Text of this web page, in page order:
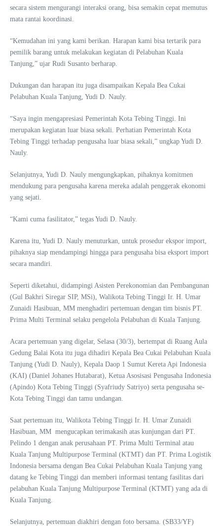
secara sistem mengurangi interaksi orang, bisa semakin cepat memutus
mata rantai koordinasi.
“Kemudahan ini yang kami berikan. Harapan kami bisa tertarik para
pemilik barang untuk melakukan kegiatan di Pelabuhan Kuala
Tanjung,” ujar Rudi Susanto berharap.
Dukungan dan harapan itu juga disampaikan Kepala Bea Cukai
Pelabuhan Kuala Tanjung, Yudi D. Nauly.
“Saya ingin mengapresiasi Pemerintah Kota Tebing Tinggi. Ini
merupakan kegiatan luar biasa sekali. Perhatian Pemerintah Kota
Tebing Tinggi terhadap pengusaha luar biasa sekali,” ungkap Yudi D.
Nauly.
Selanjutnya, Yudi D. Nauly mengungkapkan, pihaknya komitmen
mendukung para pengusaha karena mereka adalah penggerak ekonomi
yang sejati.
“Kami cuma fasilitator,” tegas Yudi D. Nauly.
Karena itu, Yudi D. Nauly menuturkan, untuk prosedur ekspor import,
pihaknya siap mendampingi hingga para pengusaha bisa eksport import
secara mandiri.
Seperti diketahui, didampingi Asisten Perekonomian dan Pembangunan
(Gul Bakhri Siregar SIP, MSi), Walikota Tebing Tinggi Ir. H. Umar
Zunaidi Hasibuan, MM menghadiri pertemuan dengan tim bisnis PT.
Prima Multi Terminal selaku pengelola Pelabuhan di Kuala Tanjung.
Acara pertemuan yang digelar, Selasa (30/3), bertempat di Ruang Aula
Gedung Balai Kota itu juga dihadiri Kepala Bea Cukai Pelabuhan Kuala
Tanjung (Yudi D. Nauly), Kepala Daop 1 Sumut Kereta Api Indonesia
(KAI) (Daniel Johanes Hutabarat), Ketua Asosisasi Pengusaha Indonesia
(Apindo) Kota Tebing Tinggi (Syafriudy Satriyo) serta pengusaha se-
Kota Tebing Tinggi dan tamu undangan.
Saat pertemuan itu, Walikota Tebing Tinggi Ir. H. Umar Zunaidi
Hasibuan, MM mengucapkan terimakasih atas kunjungan dari PT.
Pelindo 1 dengan anak perusahaan PT. Prima Multi Terminal atau
Kuala Tanjung Multipurpose Terminal (KTMT) dan PT. Prima Logistik
Indonesia bersama dengan Bea Cukai Pelabuhan Kuala Tanjung yang
datang ke Tebing Tinggi dan memberi informasi tentang fasilitas dari
pelabuhan Kuala Tanjung Multipurpose Terminal (KTMT) yang ada di
Kuala Tanjung.
Selanjutnya, pertemuan diakhiri dengan foto bersama. (SB33/YF)